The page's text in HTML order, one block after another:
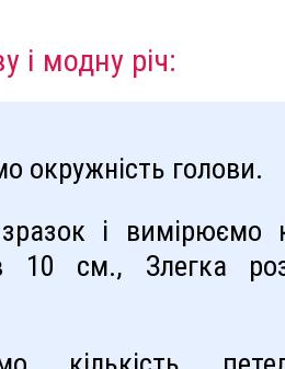
і модну річ:
окружність голови.
і вимірюємо
10 см., Злегка